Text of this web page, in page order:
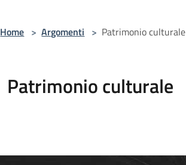
Home > Argomenti > Patrimonio culturale
Patrimonio culturale